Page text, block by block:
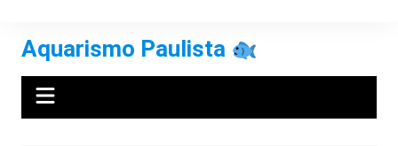
conteúdo
Aquarismo Paulista